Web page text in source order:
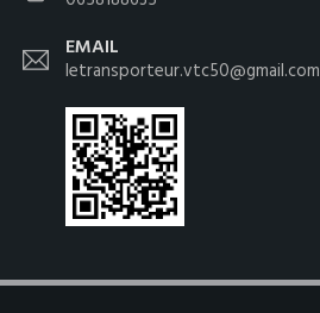
EMAIL
letransporteur.vtc50@gmail.com